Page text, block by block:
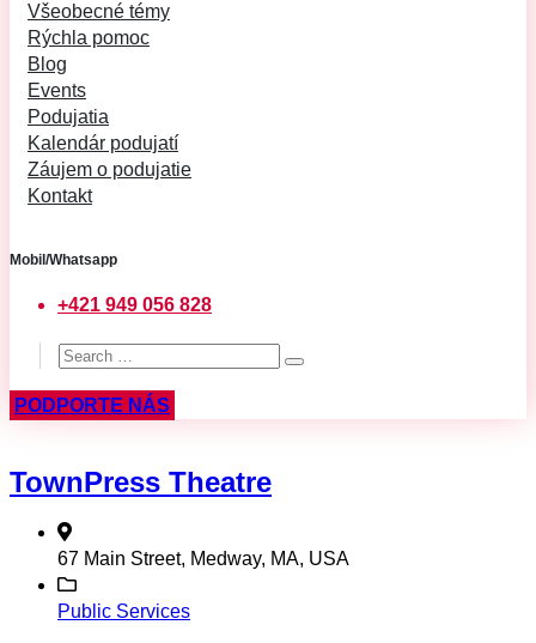
Všeobecné témy
Rýchla pomoc
Blog
Events
Podujatia
Kalendár podujatí
Záujem o podujatie
Kontakt
Mobil/Whatsapp
+421 949 056 828
PODPORTE NÁS
TownPress Theatre
67 Main Street, Medway, MA, USA
Public Services